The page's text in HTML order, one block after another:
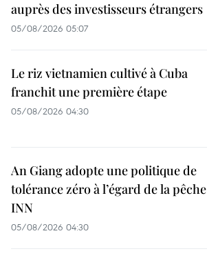
auprès des investisseurs étrangers
05/08/2026 05:07
Le riz vietnamien cultivé à Cuba
franchit une première étape
05/08/2026 04:30
An Giang adopte une politique de
tolérance zéro à l’égard de la pêche
INN
05/08/2026 04:30